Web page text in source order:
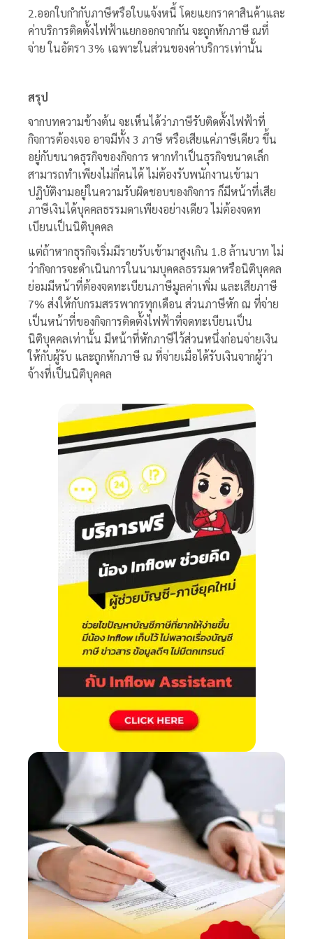
2.ออกใบกำกับภาษีหรือใบแจ้งหนี้ โดยแยกราคาสินค้าและ
ค่าบริการติดตั้งไฟฟ้าแยกออกจากกัน จะถูกหักภาษี ณที่
จ่าย ในอัตรา 3% เฉพาะในส่วนของค่าบริการเท่านั้น
สรุป
จากบทความข้างต้น จะเห็นได้ว่าภาษีรับติดตั้งไฟฟ้าที่
กิจการต้องเจอ อาจมีทั้ง 3 ภาษี หรือเสียแค่ภาษีเดียว ขึ้น
อยู่กับขนาดธุรกิจของกิจการ หากทำเป็นธุรกิจขนาดเล็ก
สามารถทำเพียงไม่กี่คนได้ ไม่ต้องรับพนักงานเข้ามา
ปฏิบัติงามอยู่ในความรับผิดชอบของกิจการ ก็มีหน้าที่เสีย
ภาษีเงินได้บุคคลธรรมดาเพียงอย่างเดียว ไม่ต้องจดท
เบียนเป็นนิติบุคคล
แต่ถ้าหากธุรกิจเริ่มมีรายรับเข้ามาสูงเกิน 1.8 ล้านบาท ไม่
ว่ากิจการจะดำเนินการในนามบุคคลธรรมดาหรือนิติบุคคล
ย่อมมีหน้าที่ต้องจดทะเบียนภาษีมูลค่าเพิ่ม และเสียภาษี
7% ส่งให้กับกรมสรรพากรทุกเดือน ส่วนภาษีหัก ณ ที่จ่าย
เป็นหน้าที่ของกิจการติดตั้งไฟฟ้าที่จดทะเบียนเป็น
นิติบุคคลเท่านั้น มีหน้าที่หักภาษีไว้ส่วนหนึ่งก่อนจ่ายเงิน
ให้กับผู้รับ และถูกหักภาษี ณ ที่จ่ายเมื่อได้รับเงินจากผู้ว่า
จ้างที่เป็นนิติบุคคล